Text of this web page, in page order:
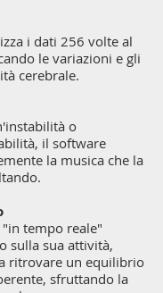
i dati 256 volte al
le variazioni e gli
cerebrale.
o
il software
la musica che la
tempo reale"
sulla sua attività,
ritrovare un equilibrio
sfruttando la